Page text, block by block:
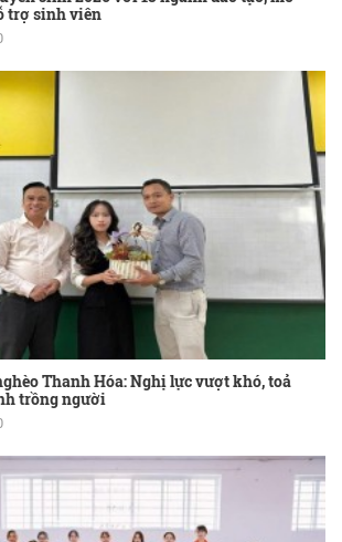
trợ sinh viên
Thanh Hóa: Nghị lực vượt khó, toả
trồng người